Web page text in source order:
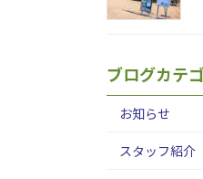
ブログカテ
お知らせ
スタッフ紹介